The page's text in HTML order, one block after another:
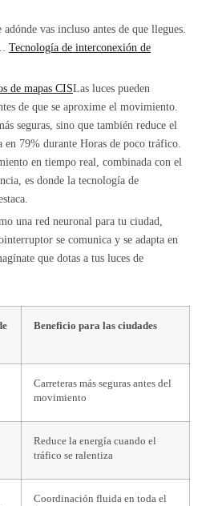
vas incluso antes de que llegues.
Tecnología de interconexión de
de mapas CISLas luces pueden
de que se aproxime el movimiento.
seguras, sino que también reduce el
en 79% durante Horas de poco tráfico.
en tiempo real, combinada con el
es donde la tecnología de
una red neuronal para tu ciudad,
se comunica y se adapta en
que dotas a tus luces de
Beneficio para las ciudades
Carreteras más seguras antes del
movimiento
Reduce la energía cuando el
tráfico se ralentiza
Coordinación fluida en toda el